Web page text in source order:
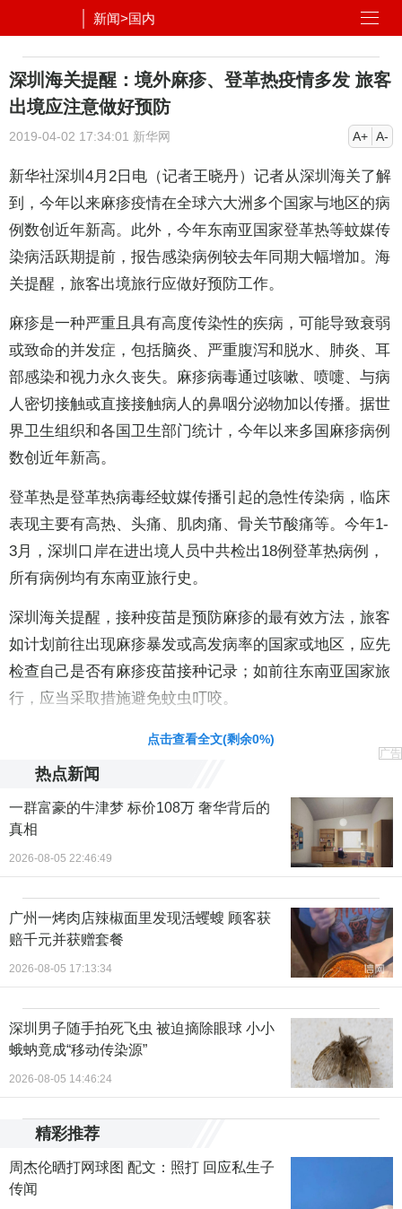
新闻>国内
深圳海关提醒：境外麻疹、登革热疫情多发 旅客
出境应注意做好预防
2019-04-02 17:34:01 新华网 A+ A-
新华社深圳4月2日电（记者王晓丹）记者从深圳海关了解
到，今年以来麻疹疫情在全球六大洲多个国家与地区的病
例数创近年新高。此外，今年东南亚国家登革热等蚊媒传
染病活跃期提前，报告感染病例较去年同期大幅增加。海
关提醒，旅客出境旅行应做好预防工作。
麻疹是一种严重且具有高度传染性的疾病，可能导致衰弱
或致命的并发症，包括脑炎、严重腹泻和脱水、肺炎、耳
部感染和视力永久丧失。麻疹病毒通过咳嗽、喷嚏、与病
人密切接触或直接接触病人的鼻咽分泌物加以传播。据世
界卫生组织和各国卫生部门统计，今年以来多国麻疹病例
数创近年新高。
登革热是登革热病毒经蚊媒传播引起的急性传染病，临床
表现主要有高热、头痛、肌肉痛、骨关节酸痛等。今年1-
3月，深圳口岸在进出境人员中共检出18例登革热病例，
所有病例均有东南亚旅行史。
深圳海关提醒，接种疫苗是预防麻疹的最有效方法，旅客
如计划前往出现麻疹暴发或高发病率的国家或地区，应先
检查自己是否有麻疹疫苗接种记录；如前往东南亚国家旅
行，应当采取措施避免蚊虫叮咬。
点击查看全文(剩余0%)
广告
热点新闻
一群富豪的牛津梦 标价108万 奢华背后的
真相
2026-08-05 22:46:49
广州一烤肉店辣椒面里发现活蠼螋 顾客获
赔千元并获赠套餐
2026-08-05 17:13:34
深圳男子随手拍死飞虫 被迫摘除眼球 小小
蛾蚋竟成“移动传染源”
2026-08-05 14:46:24
精彩推荐
周杰伦晒打网球图 配文：照打 回应私生子
传闻